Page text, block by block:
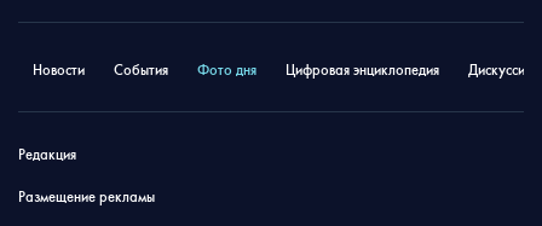
Новости События Фото дня Цифровая энциклопедия
Редакция
Размещение рекламы